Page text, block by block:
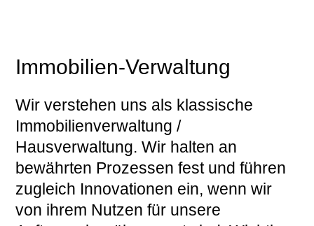
Immobilien-Verwaltung
Wir verstehen uns als klassische
Immobilienverwaltung /
Hausverwaltung. Wir halten an
bewährten Prozessen fest und führen
zugleich Innovationen ein, wenn wir
von ihrem Nutzen für unsere